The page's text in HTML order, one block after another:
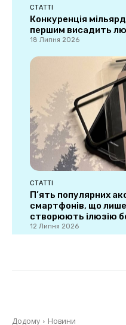
СТАТТІ
Конкуренція
першим висадить
18 Липня 2026
СТАТТІ
П’ять популярних
смартфонів, що
створюють ілюзію
12 Липня 2026